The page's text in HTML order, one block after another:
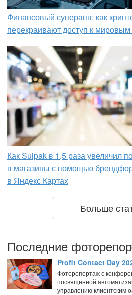
Финансовый суперапп: как
перекраивают доступ к
Как Sulpak в 1,5 раза увеличил
в магазины с помощью
в Яндекс Картах
Больше
Последние
Profit Contact Day
Фоторепортаж с
посвященной
управлению клиентским